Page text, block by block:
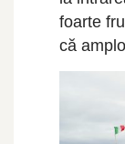
foarte
că